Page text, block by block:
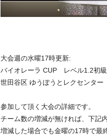
大会週の水曜17時更新:
バイオレーラ CUP レベル1.2初
世田谷区 ゆうぽうとレクセンタ
参加して頂く大会の詳細です。
チーム数の増減が無ければ、下記
増減した場合でも金曜の17時で最